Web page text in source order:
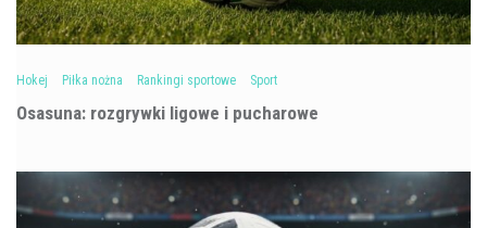
Hokej Piłka nożna Rankingi sportowe Sport
Osasuna: rozgrywki ligowe i pucharowe